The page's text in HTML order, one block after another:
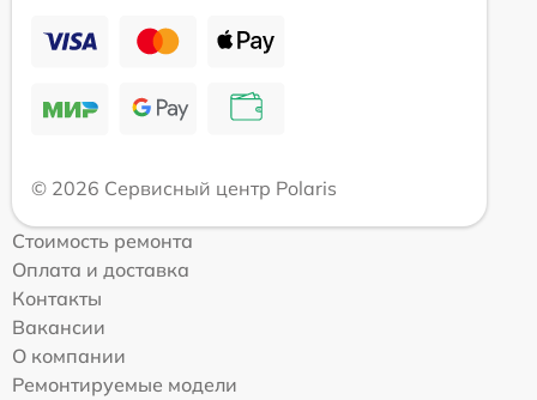
© 2026 Сервисный центр Polaris
Стоимость ремонта
Оплата и доставка
Контакты
Вакансии
О компании
Ремонтируемые модели